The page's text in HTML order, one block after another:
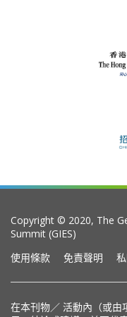
Copyright © 2020, The
Summit (GIES)
使用條款
免責聲明
在本刊物／ 活動內（或由